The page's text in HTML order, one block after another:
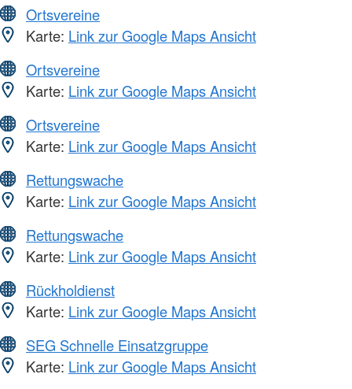
Ortsvereine
Karte: Link zur Google Maps Ansicht
Ortsvereine
Karte: Link zur Google Maps Ansicht
Ortsvereine
Karte: Link zur Google Maps Ansicht
Rettungswache
Karte: Link zur Google Maps Ansicht
Rettungswache
Karte: Link zur Google Maps Ansicht
Rückholdienst
Karte: Link zur Google Maps Ansicht
SEG Schnelle Einsatzgruppe
Karte: Link zur Google Maps Ansicht